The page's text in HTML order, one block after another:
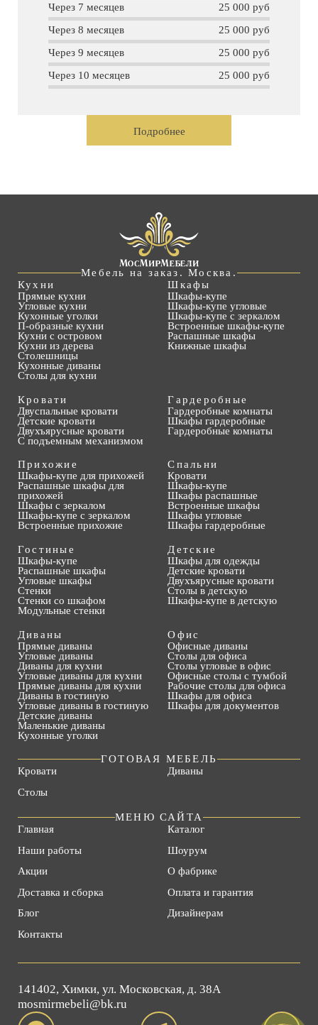
Через 7 месяцев
25 000 руб
Через 8 месяцев
25 000 руб
Через 9 месяцев
25 000 руб
Через 10 месяцев
25 000 руб
Подробнее
Мебель на заказ. Москва.
Кухни
Прямые кухни
Угловые кухни
Кухонные уголки
П-образные кухни
Кухни с островом
Кухни из дерева
Столешницы
Кухонные диваны
Столы для кухни
Шкафы
Шкафы-купе
Шкафы-купе угловые
Шкафы-купе с зеркалом
Встроенные шкафы-купе
Распашные шкафы
Книжные шкафы
Кровати
Двуспальные кровати
Детские кровати
Двухъярусные кровати
С подъемным механизмом
Гардеробные
Гардеробные комнаты
Шкафы гардеробные
Гардеробные комнаты
Прихожие
Шкафы-купе для прихожей
Распашные шкафы для
прихожей
Шкафы с зеркалом
Шкафы-купе с зеркалом
Встроенные прихожие
Спальни
Кровати
Шкафы-купе
Шкафы распашные
Встроенные шкафы
Шкафы угловые
Шкафы гардеробные
Гостиные
Шкафы-купе
Распашные шкафы
Угловые шкафы
Стенки
Стенки со шкафом
Модульные стенки
Детские
Шкафы для одежды
Детские кровати
Двухъярусные кровати
Столы в детскую
Шкафы-купе в детскую
Диваны
Прямые диваны
Угловые диваны
Диваны для кухни
Угловые диваны для кухни
Прямые диваны для кухни
Диваны в гостиную
Угловые диваны в гостиную
Детские диваны
Маленькие диваны
Кухонные уголки
Офис
Офисные диваны
Столы для офиса
Столы угловые в офис
Офисные столы с тумбой
Рабочие столы для офиса
Шкафы для офиса
Шкафы для документов
ГОТОВАЯ МЕБЕЛЬ
Кровати
Диваны
Столы
МЕНЮ САЙТА
Главная
Каталог
Наши работы
Шоурум
Акции
О фабрике
Доставка и сборка
Оплата и гарантия
Блог
Дизайнерам
Контакты
141402, Химки, ул. Московская, д. 38А
mosmirmebeli@bk.ru